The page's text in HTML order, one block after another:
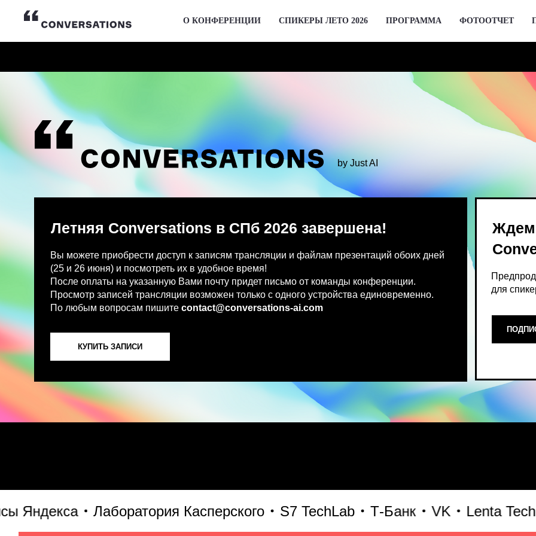
О КОНФЕРЕНЦИИ СПИКЕРЫ ЛЕТО 2026 ПРОГРАММА ФОТООТЧЕТ
by Just AI
Вы можете приобрести доступ к записям трансляции и файлам презентаций обоих дней
После оплаты на указанную Вами почту придет письмо от команды конференции.
Просмотр записей трансляции возможен только с одного устройства единовременно.
По любым вопросам пишите
contact@conversations-ai.co
Предпродажа билетов
для спикеров откроются
Ждем вас 2
КУПИТЬ ЗАПИСИ
ПОДПИСАТЬСЯ НА
Лаборатория Касперского S7 TechLab Т-Банк VK Lenta Tech
Место, где можно получить
что действительно работает и
генеративного AI прямо сейчас.